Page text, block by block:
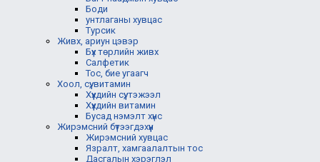
Боди
унтлаганы хувцас
Турсик
Живх, ариун цэвэр
Бүх төрлийн живх
Салфетик
Тос, бие угаагч
Хоол, сүү, витамин
Хүүхдийн сүү, тэжээл
Хүүхдийн витамин
Бусад нэмэлт хүнс
Жирэмсний бүтээгдэхүүн
Жирэмсний хувцас
Язралт, хамгаалалтын тос
Дасгалын хэрэглэл